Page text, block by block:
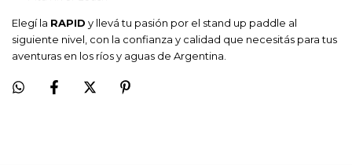
Elegí la RAPID y llevá tu pasión por el stand up paddle al
siguiente nivel, con la confianza y calidad que necesitás para tus
aventuras en los ríos y aguas de Argentina.